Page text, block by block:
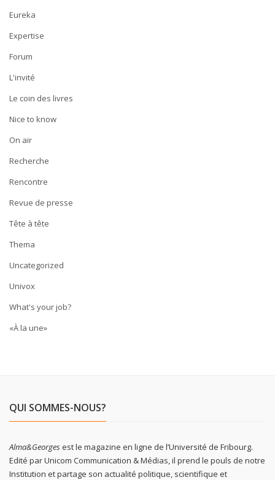
Eureka
Expertise
Forum
L'invité
Le coin des livres
Nice to know
On air
Recherche
Rencontre
Revue de presse
Tête à tête
Thema
Uncategorized
Univox
What's your job?
«À la une»
QUI SOMMES-NOUS?
Alma&Georgesest le magazine en ligne de l’Université de Fribourg.
Edité par Unicom Communication & Médias, il prend le pouls de notre
Institution et partage son actualité politique, scientifique et